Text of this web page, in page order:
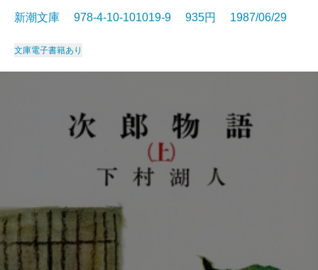
新潮文庫 978-4-10-101019-9 935円 1987/06/29
文庫電子書籍あり